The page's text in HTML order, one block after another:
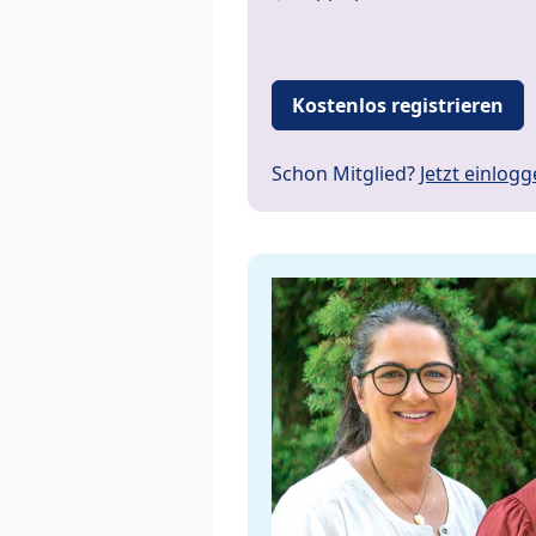
Kostenlos registrieren
Schon Mitglied? Jetzt